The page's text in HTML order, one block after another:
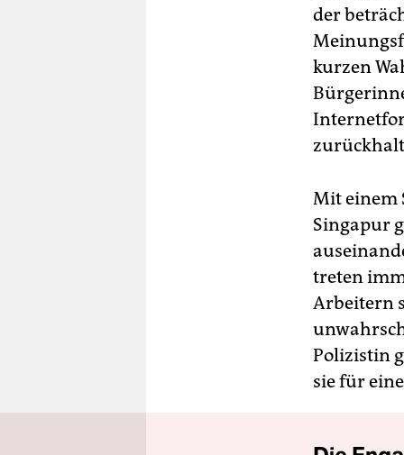
der
kurzen
Mit einem
Singapur
treten
Arbeitern
Polizistin
sie für